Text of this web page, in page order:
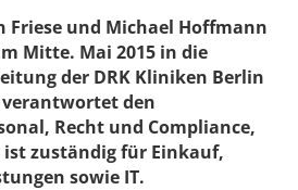
Friese und Michael Hoffmann
Mitte. Mai 2015 in die
der DRK Kliniken Berlin
verantwortet den
Recht und Compliance,
zuständig für Einkauf,
sowie IT.